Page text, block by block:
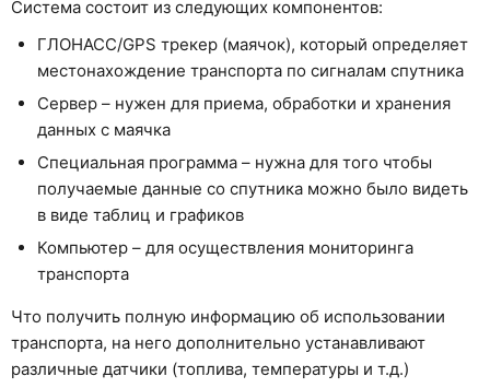
Система состоит из следующих компонентов:
ГЛОНАСС/GPS трекер (маячок), который определяет
местонахождение транспорта по сигналам спутника
Сервер – нужен для приема, обработки и хранения
данных с маячка
Специальная программа – нужна для того чтобы
получаемые данные со спутника можно было видеть
в виде таблиц и графиков
Компьютер – для осуществления мониторинга
транспорта
Что получить полную информацию об использовании
транспорта, на него дополнительно устанавливают
различные датчики (топлива, температуры и т.д.)